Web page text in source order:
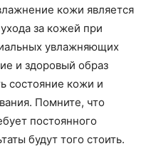
кожи является
за кожей при
увлажняющих
и здоровый образ
состояние кожи и
Помните, что
постоянного
будут того стоить.